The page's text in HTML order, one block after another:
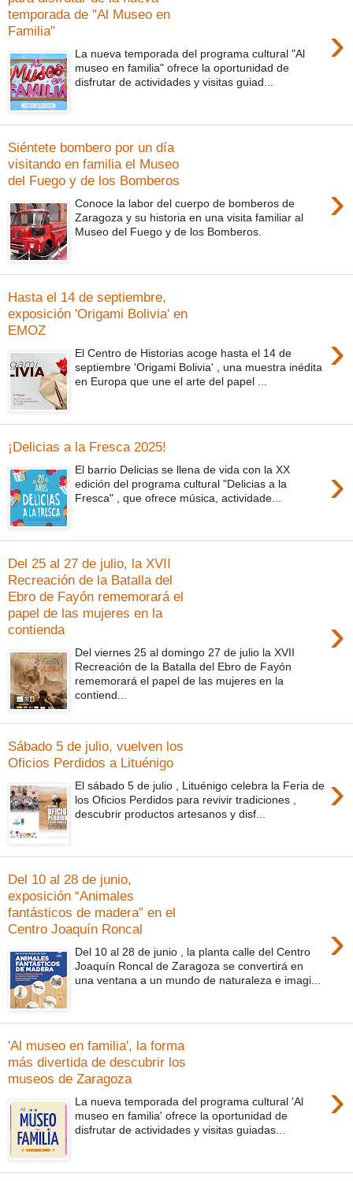
temporada de "Al Museo en
Familia"
›
La nueva temporada del programa cultural "Al
museo en familia" ofrece la oportunidad de
disfrutar de actividades y visitas guiad...
Siéntete bombero por un día
visitando en familia el Museo
del Fuego y de los Bomberos
›
Conoce la labor del cuerpo de bomberos de
Zaragoza y su historia en una visita familiar al
Museo del Fuego y de los Bomberos.
Hasta el 14 de septiembre,
exposición 'Origami Bolivia' en
EMOZ
›
El Centro de Historias acoge hasta el 14 de
septiembre 'Origami Bolivia' , una muestra inédita
en Europa que une el arte del papel ...
¡Delicias a la Fresca 2025!
›
El barrio Delicias se llena de vida con la XX
edición del programa cultural "Delicias a la
Fresca" , que ofrece música, actividade...
Del 25 al 27 de julio, la XVII
Recreación de la Batalla del
Ebro de Fayón rememorará el
papel de las mujeres en la
contienda
›
Del viernes 25 al domingo 27 de julio la XVII
Recreación de la Batalla del Ebro de Fayón
rememorará el papel de las mujeres en la
contiend...
Sábado 5 de julio, vuelven los
Oficios Perdidos a Lituénigo
›
El sábado 5 de julio , Lituénigo celebra la Feria de
los Oficios Perdidos para revivir tradiciones ,
descubrir productos artesanos y disf...
Del 10 al 28 de junio,
exposición “Animales
fantásticos de madera” en el
Centro Joaquín Roncal
›
Del 10 al 28 de junio , la planta calle del Centro
Joaquín Roncal de Zaragoza se convertirá en
una ventana a un mundo de naturaleza e imagi...
'Al museo en familia', la forma
más divertida de descubrir los
museos de Zaragoza
›
La nueva temporada del programa cultural 'Al
museo en familia' ofrece la oportunidad de
disfrutar de actividades y visitas guiadas...